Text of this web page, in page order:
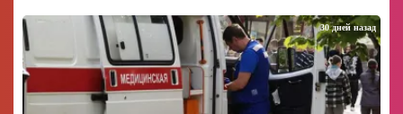
30 дней назад